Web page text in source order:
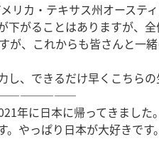
リカ・テキサス州オーステ
がることはありますが、全
が、これからも皆さんと一
、できるだけ早くこちらの
年に日本に帰ってきました。
やっぱり日本が大好きです。